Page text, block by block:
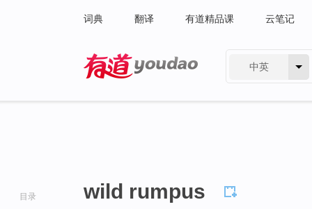
词典 翻译 有道精品课 云笔记
中英
目录 wild rumpus